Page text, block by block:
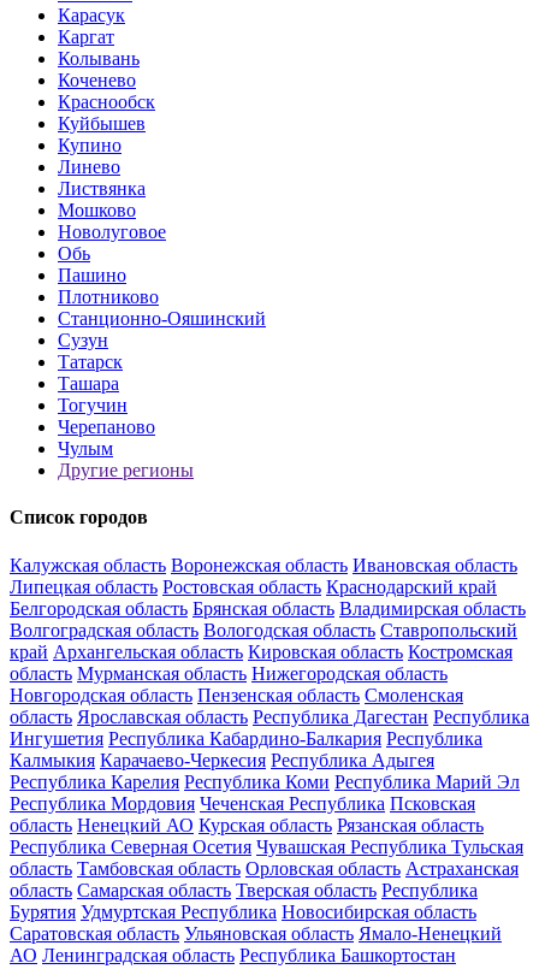
Карасук
Каргат
Колывань
Коченево
Краснообск
Куйбышев
Купино
Линево
Листвянка
Мошково
Новолуговое
Обь
Пашино
Плотниково
Станционно-Ояшинский
Сузун
Татарск
Ташара
Тогучин
Черепаново
Чулым
Другие регионы
Список городов
Калужская область Воронежская область Ивановская область
Липецкая область Ростовская область Краснодарский край
Белгородская область Брянская область Владимирская область
Волгоградская область Вологодская область Ставропольский
край Архангельская область Кировская область Костромская
область Мурманская область Нижегородская область
Новгородская область Пензенская область Смоленская
область Ярославская область Республика Дагестан Республика
Ингушетия Республика Кабардино-Балкария Республика
Калмыкия Карачаево-Черкесия Республика Адыгея
Республика Карелия Республика Коми Республика Марий Эл
Республика Мордовия Чеченская Республика Псковская
область Ненецкий АО Курская область Рязанская область
Республика Северная Осетия Чувашская Республика Тульская
область Тамбовская область Орловская область Астраханская
область Самарская область Тверская область Республика
Бурятия Удмуртская Республика Новосибирская область
Саратовская область Ульяновская область Ямало-Ненецкий
АО Ленинградская область Республика Башкортостан